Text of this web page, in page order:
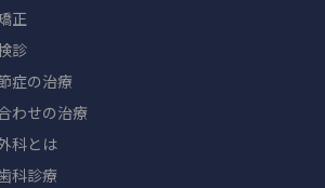
正
診
症の治療
わせの治療
科とは
科診療